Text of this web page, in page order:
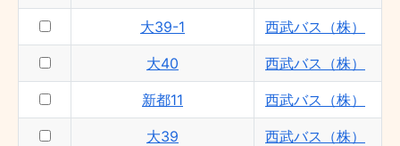
大39-1 西武バス（株）
大40 西武バス（株）
新都11 西武バス（株）
大39 西武バス（株）